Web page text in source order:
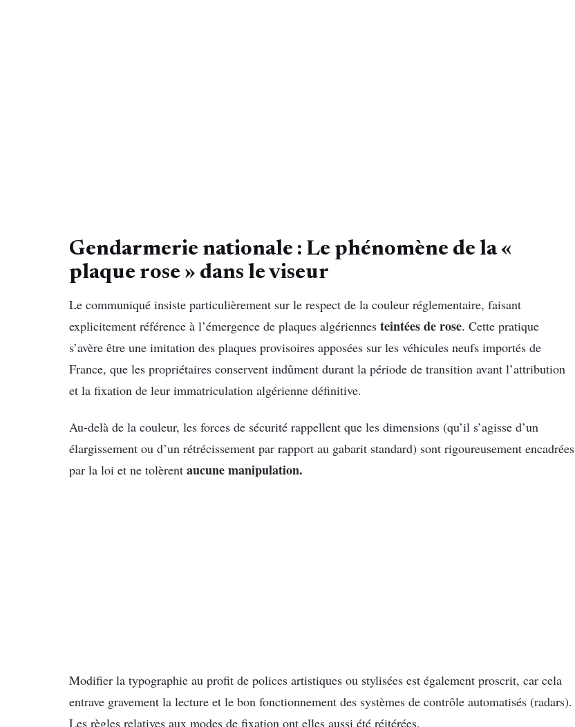
Gendarmerie nationale : Le phénomène de la «
plaque rose » dans le viseur
Le communiqué insiste particulièrement sur le respect de la couleur réglementaire, faisant
explicitement référence à l’émergence de plaques algériennes teintées de rose. Cette pratique
s’avère être une imitation des plaques provisoires apposées sur les véhicules neufs importés de
France, que les propriétaires conservent indûment durant la période de transition avant l’attribution
et la fixation de leur immatriculation algérienne définitive.
Au-delà de la couleur, les forces de sécurité rappellent que les dimensions (qu’il s’agisse d’un
élargissement ou d’un rétrécissement par rapport au gabarit standard) sont rigoureusement encadrées
par la loi et ne tolèrent aucune manipulation.
Modifier la typographie au profit de polices artistiques ou stylisées est également proscrit, car cela
entrave gravement la lecture et le bon fonctionnement des systèmes de contrôle automatisés (radars).
Les règles relatives aux modes de fixation ont elles aussi été réitérées.